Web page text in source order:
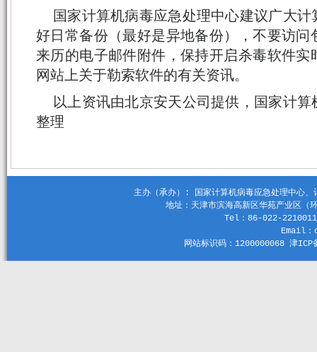
国家计算机病毒应急处理中心建议广大
好日常备份（最好是异地备份），不要访
来历的电子邮件附件，保持开启杀毒软件
网站上关于勒索软件的有关资讯。
以上资讯由北京安天公司提供，国家计
整理
主办（承办）: 国家计算机病毒应急处理中心
地址：天津市滨海高新区华苑产业区
Tel：86-022-
Email
网站标识码：1200000068 津